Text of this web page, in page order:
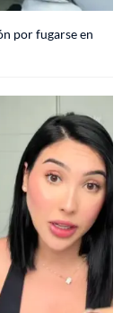
por fugarse en